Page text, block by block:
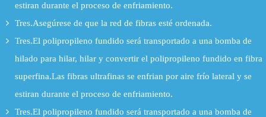
estiran durante el proceso de enfriamiento.
Tres.Asegúrese de que la red de fibras esté ordenada.
Tres.El polipropileno fundido será transportado a una bomba de
hilado para hilar, hilar y convertir el polipropileno fundido en fibra
superfina.Las fibras ultrafinas se enfrian por aire frío lateral y se
estiran durante el proceso de enfriamiento.
Tres.El polipropileno fundido será transportado a una bomba de